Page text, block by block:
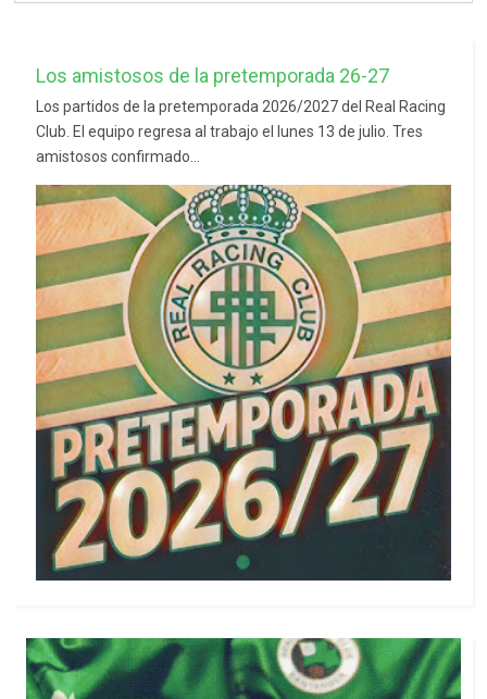
Los amistosos de la pretemporada 26-27
Los partidos de la pretemporada 2026/2027 del Real Racing
Club. El equipo regresa al trabajo el lunes 13 de julio. Tres
amistosos confirmado...